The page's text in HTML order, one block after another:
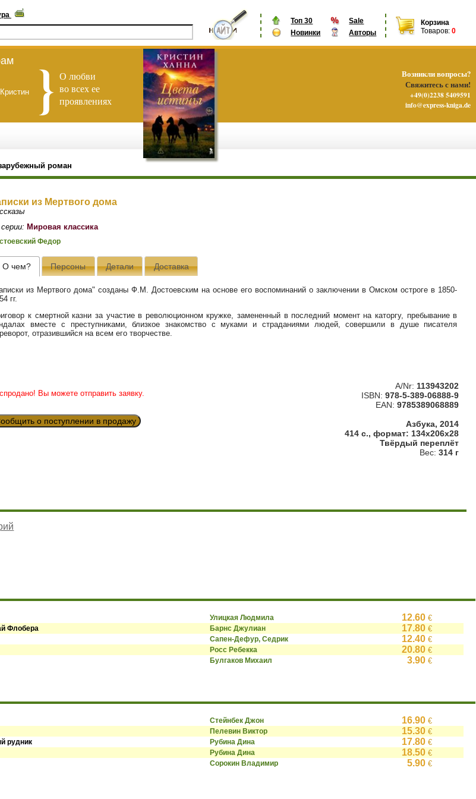
Топ 30
Sale
Новинки
Авторы
Корзина
Товаров: 0
О любви
во всех ее
проявлениях
роман
из Мертвого дома
Мировая классика
Федор
О чем? Персоны Детали Доставка
из Мертвого дома" созданы Ф.М. Достоевским на основе его воспоминаний о заключении в Омском остроге в 1850-
гг.
к смертной казни за участие в революционном кружке, замененный в последний момент на каторгу, пребывание в
вместе с преступниками, близкое знакомство с муками и страданиями людей, совершили в душе писателя
отразившийся на всем его творчестве.
Вы можете отправить заявку.
о поступлении в продажу
A/Nr: 113943202
ISBN: 978-5-389-06888-9
EAN: 9785389068889
Азбука, 2014
414 с., формат: 134x206x28
Твёрдый переплёт
Вес: 314 г
Улицкая Людмила 12.60€
Флобера Барнс Джулиан 17.80€
Сапен-Дефур, Седрик 12.40€
Росс Ребекка 20.80€
Булгаков Михаил 3.90€
Стейнбек Джон 16.90€
Пелевин Виктор 15.30€
рудник Рубина Дина 17.80€
Рубина Дина 18.50€
Сорокин Владимир 5.90€
Возникли вопросы?
Свяжитесь с нами!
+49(0)2238 5409591
info@express-kniga.de